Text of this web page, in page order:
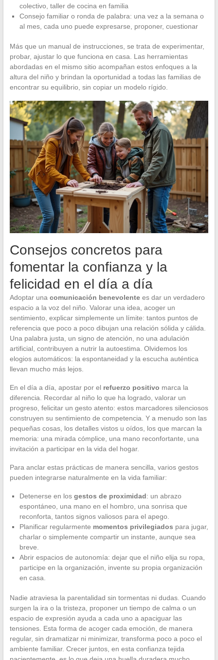
colectivo, taller de cocina en familia
Consejo familiar o ronda de palabra: una vez a la semana o
al mes, cada uno puede expresarse, proponer, cuestionar
Más que un manual de instrucciones, se trata de experimentar,
probar, ajustar lo que funciona en casa. Las herramientas
abordadas en el mismo sitio acompañan estos enfoques a la
altura del niño y brindan la oportunidad a todas las familias de
encontrar su equilibrio, sin copiar un modelo rígido.
Consejos concretos para
fomentar la confianza y la
felicidad en el día a día
Adoptar una comunicación benevolentees dar un verdadero
espacio a la voz del niño. Valorar una idea, acoger un
sentimiento, explicar simplemente un límite: tantos puntos de
referencia que poco a poco dibujan una relación sólida y cálida.
Una palabra justa, un signo de atención, no una adulación
artificial, contribuyen a nutrir la autoestima. Olvidemos los
elogios automáticos: la espontaneidad y la escucha auténtica
llevan mucho más lejos.
En el día a día, apostar por el refuerzo positivo marca la
diferencia. Recordar al niño lo que ha logrado, valorar un
progreso, felicitar un gesto atento: estos marcadores silenciosos
construyen su sentimiento de competencia. Y a menudo son las
pequeñas cosas, los detalles vistos u oídos, los que marcan la
memoria: una mirada cómplice, una mano reconfortante, una
invitación a participar en la vida del hogar.
Para anclar estas prácticas de manera sencilla, varios gestos
pueden integrarse naturalmente en la vida familiar:
Detenerse en los gestos de proximidad: un abrazo
espontáneo, una mano en el hombro, una sonrisa que
reconforta, tantos signos valiosos para el apego.
Planificar regularmente momentos privilegiados para jugar,
charlar o simplemente compartir un instante, aunque sea
breve.
Abrir espacios de autonomía: dejar que el niño elija su ropa,
participe en la organización, invente su propia organización
en casa.
Nadie atraviesa la parentalidad sin tormentas ni dudas. Cuando
surgen la ira o la tristeza, proponer un tiempo de calma o un
espacio de expresión ayuda a cada uno a apaciguar las
tensiones. Esta forma de acoger cada emoción, de manera
regular, sin dramatizar ni minimizar, transforma poco a poco el
ambiente familiar. Crecer juntos, en esta confianza tejida